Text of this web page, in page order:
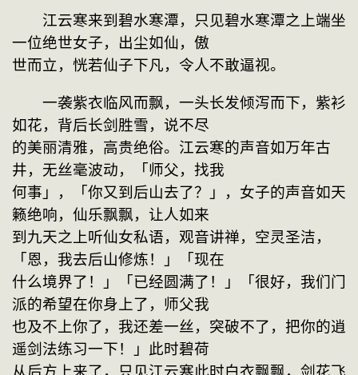
江云寒来到碧水寒潭，只见碧水寒潭之上端坐
一位绝世女子，出尘如仙，傲
世而立，恍若仙子下凡，令人不敢逼视。
一袭紫衣临风而飘，一头长发倾泻而下，紫衫
如花，背后长剑胜雪，说不尽
的美丽清雅，高贵绝俗。江云寒的声音如万年古
井，无丝毫波动，「师父，找我
何事」，「你又到后山去了？」，女子的声音如天
籁绝响，仙乐飘飘，让人如来
到九天之上听仙女私语，观音讲禅，空灵圣洁，
「恩，我去后山修炼！」「现在
什么境界了！」「已经圆满了！」「很好，我们门
派的希望在你身上了，师父我
也及不上你了，我还差一丝，突破不了，把你的逍
遥剑法练习一下！」此时碧荷
从后方上来了，只见江云寒此时白衣飘飘，剑花飞